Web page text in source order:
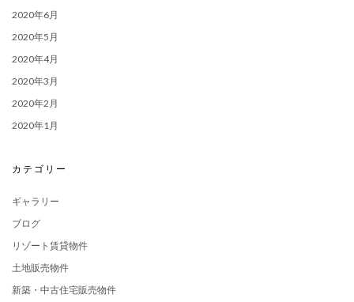
2020年6月
2020年5月
2020年4月
2020年3月
2020年2月
2020年1月
カテゴリー
ギャラリー
ブログ
リゾート賃貸物件
土地販売物件
新築・中古住宅販売物件